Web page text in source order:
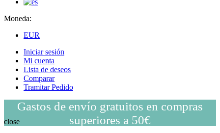
Moneda:
EUR
Iniciar sesión
Mi cuenta
Lista de deseos
Comparar
Tramitar Pedido
Gastos de envío gratuitos en compras
superiores a 50€
close